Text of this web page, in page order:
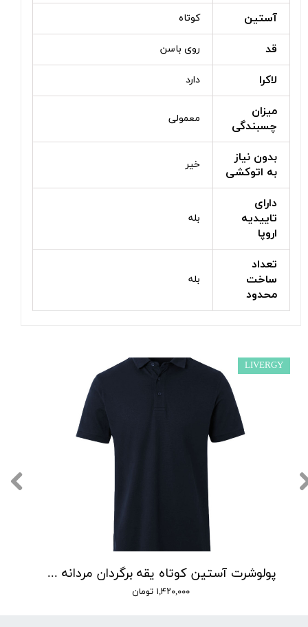
آستین کوتاه
قد روی باسن
لاکرا دارد
میزان
چسبندگی
معمولی
بدون نیاز
به اتوکشی
خیر
دارای
تاییدیه
اروپا
بله
تعداد
ساخت
محدود
بله
پولوشرت آستین کوتاه یقه برگردان مردانه لیورجی مدل P00401
۱,۴۲۰,۰۰۰ تومان
LIVERGY